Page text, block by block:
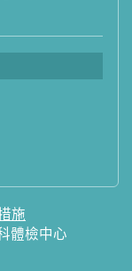
施
體檢中心